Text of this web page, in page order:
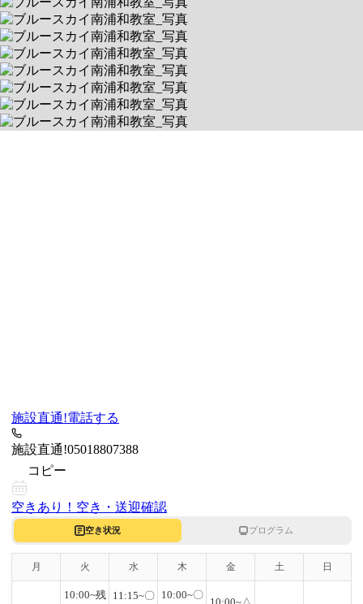
送迎対象: さいたま市南区, さいたま市緑区, さいたま市浦和区, さいたま市
桜区, さいたま市中央区, さいたま市大宮区, さいたま市北区, 川口市, 蕨市, さい
たま市南区, さいたま市
施設直通!電話する
施設直通!05018807388
コピー
空きあり！ 空き・送迎確認
空き状況 プログラム
月 火 水 木 金 土 日
10:00~残
11:15~〇
10:00~〇